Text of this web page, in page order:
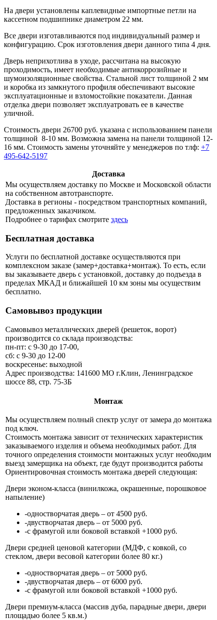
На двери установлены каплевидные импортные петли на
кассетном подшипнике диаметром 22 мм.
Все двери изготавливаются под индивидуальный размер и
конфигурацию. Срок изготовления двери данного типа 4 дня.
Дверь неприхотлива в уходе, рассчитана на высокую
проходимость, имеет необходимые антикоррозийные и
шумоизоляционные свойства. Стальной лист толщиной 2 мм
и коробка из замкнутого профиля обеспечивают высокие
эксплуатационные и взломостойкие показатели. Данная
отделка двери позволяет эксплуатровать ее в качестве
уличной.
Стоимость двери 26700 руб. указана с использованием панели
толщиной 8-10 мм. Возможна замена на панели толщиной 12-
16 мм. Стоимость замены уточняйте у менеджеров по тлф: +7
495-642-5197
Доставка
Мы осуществляем доставку по Москве и Московской области
на собственном автотранспорте.
Доставка в регионы - посредством транспортных компаний,
предложенных заказчиком.
Подробнее о тарифах смотрите здесь
Бесплатная доставка
Услуги по бесплатной доставке осуществляются при
комплексном заказе (замер+доставка+монтаж). То есть, если
вы заказываете дверь с установкой, доставку до подъезда в
пределах МКАД и ближайшей 10 км зоны мы осуществим
бесплатно.
Самовывоз продукции
Самовывоз металлических дверей (решеток, ворот)
производится со склада производства:
пн-пт: с 9-30 до 17-00,
сб: с 9-30 до 12-00
воскресенье: выходной
Адрес производства: 141600 МО г.Клин, Ленинградское
шоссе 88, стр. 75-3Б
Монтаж
Мы осуществляем полный спектр услуг от замера до монтажа
под ключ.
Стоимость монтажа зависит от технических характеристик
заказываемого изделия и объема необходимых работ. Для
точного определения стоимости монтажных услуг необходим
выезд замерщика на объект, где будут производится работы
Ориентировочная стоимость монтажа дверей следующая:
Двери эконом-класса (винилкожа, окрашенные, порошковое
напыление)
-одностворчатая дверь – от 4500 руб.
-двустворчатая дверь – от 5000 руб.
-с фрамугой или боковой вставкой +1000 руб.
Двери средней ценовой категории (МДФ, с ковкой, со
стеклом, двери весовой категории более 80 кг.)
-одностворчатая дверь – от 5000 руб.
-двустворчатая дверь – от 6000 руб.
-с фрамугой или боковой вставкой +1000 руб.
Двери премиум-класса (массив дуба, парадные двери, двери
площадью более 5 кв.м.)